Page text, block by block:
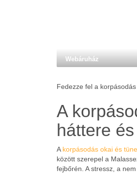
Webáruház
Fedezze fel a
A
háttere
A korpásodás okai és
között szerepel a
fejbőrén. A stressz, a